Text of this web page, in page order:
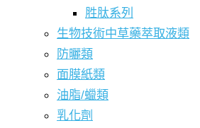
胜肽系列
生物技術中草藥萃取液類
防曬類
面膜紙類
油脂/蠟類
乳化劑